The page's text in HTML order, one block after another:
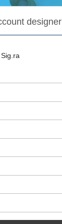
designer
Sig.ra